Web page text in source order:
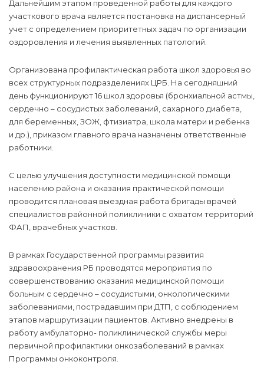
Дальнейшим этапом проведенной работы для каждого
участкового врача является постановка на диспансерный
учет с определением приоритетных задач по организации
оздоровления и лечения выявленных патологий.
Организована профилактическая работа школ здоровья во
всех структурных подразделениях ЦРБ. На сегодняшний
день функционируют 16 школ здоровья (бронхиальной астмы,
сердечно – сосудистых заболеваний, сахарного диабета,
для беременных, ЗОЖ, фтизиатра, школа матери и ребенка
и др.), приказом главного врача назначены ответственные
работники.
С целью улучшения доступности медицинской помощи
населению района и оказания практической помощи
проводится плановая выездная работа бригады врачей
специалистов районной поликлиники с охватом территорий
ФАП, врачебных участков.
В рамках Государственной программы развития
здравоохранения РБ проводятся мероприятия по
совершенствованию оказания медицинской помощи
больным с сердечно – сосудистыми, онкологическими
заболеваниями, пострадавшим при ДТП, с соблюдением
этапов маршрутизации пациентов. Активно внедрены в
работу амбулаторно- поликлинической службы меры
первичной профилактики онкозаболеваний в рамках
Программы онкоконтроля.